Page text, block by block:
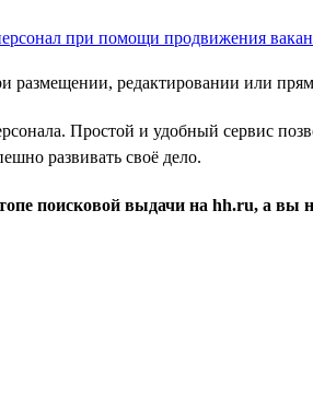
размещении, редактировании или
Простой и удобный сервис
развивать своё дело.
поисковой выдачи на hh.ru, а вы